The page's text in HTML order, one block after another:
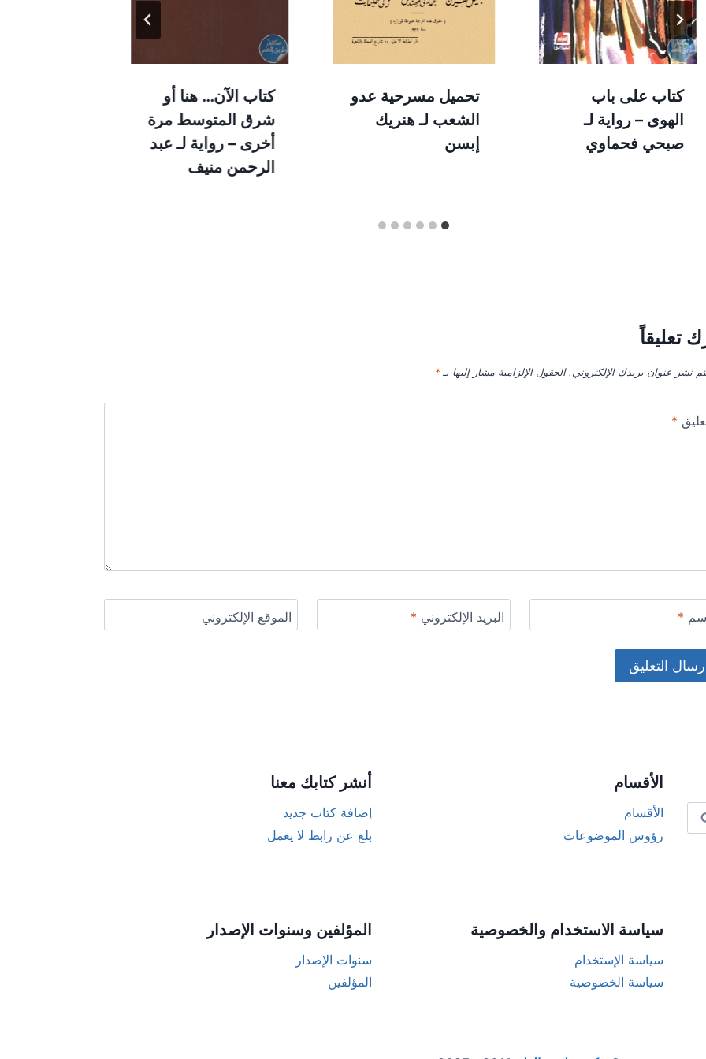
كتاب على باب
الهوى – رواية لـ
صبحي فحماوي
تحميل مسرحية عدو
الشعب لـ هنريك
إبسن
كتاب الآن… هنا أو
شرق المتوسط مرة
أخرى – رواية لـ عبد
الرحمن منيف
تعليقاً
نشر عنوان بريدك الإلكتروني. الحقول الإلزامية مشار إليها بـ*
*
* البريد الإلكتروني * الموقع الإلكتروني
الأقسام
الأقسام
رؤوس الموضوعات
أنشر كتابك معنا
إضافة كتاب جديد
بلغ عن رابط لا يعمل
سياسة الاستخدام والخصوصية
سياسة الإستخدام
سياسة الخصوصية
المؤلفين وسنوات الإصدار
سنوات الإصدار
المؤلفين